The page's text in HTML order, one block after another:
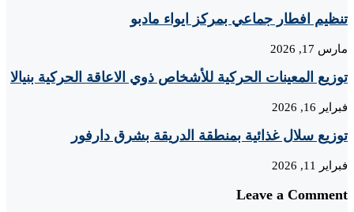
تنظيم افطار جماعي بمركز ايواء مادبو
مارس 17, 2026
توزيع المعينات الحركية للأشخاص ذوي الاعاقة الحركية بنيالا
فبراير 16, 2026
توزيع سلال غذائية بمنطقة الدريقة بشرق دارفور
فبراير 11, 2026
Leave a Comment